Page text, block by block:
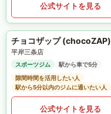
公式サイトを見る
チョコザップ (chocoZAP)
平岸三条店
スポーツジム
駅から車で5分
隙間時間を活用したい人
駅から5分以内のジムに通いたい人
公式サイトを見る